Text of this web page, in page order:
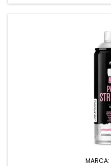
MARCA: